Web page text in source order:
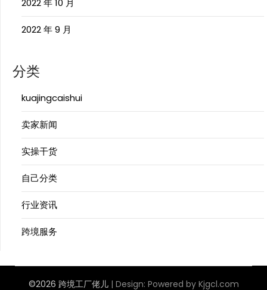
2022 年 10 月
2022 年 9 月
分类
kuajingcaishui
卖家新闻
实操干货
自己分类
行业资讯
跨境服务
©2026 跨境工厂佬儿 | Design: Powered by Kjgcl.com